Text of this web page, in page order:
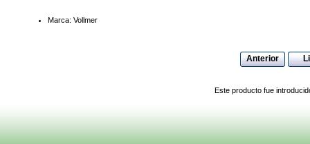
Marca: Vollmer
Anterior
Este producto fue